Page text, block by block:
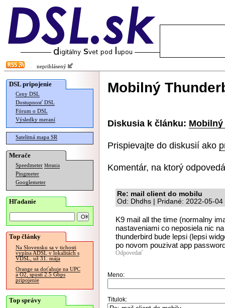
neprihlásený
DSL pripojenie
Ceny DSL
Dostupnosť DSL
Fórum o DSL
Výsledky meraní
Satelitná mapa SR
Merače
Speedmeter Merania
Pingmeter
Googlemeter
Hľadanie
Top články
Na Slovensku sa v tichosti
vypína ADSL v lokalitách s
VDSL, už 31. mája
Orange sa doťahuje na UPC
a O2, spustí 2.5 Gbps
pripojenie
Top správy
Mobilný
Diskusia k článku:
Prispievajte do diskusií ako
Komentár, na ktorý
Re: mail client do mobilu
Od: Dhdhs | Pridané: 2022-05-04
K9 mail all the time (normalny
nastaveniami co neposiela nic
thunderbird bude lepsi (lepsi
po novom pouzivat app
Odpovedať
Meno:
Titulok: